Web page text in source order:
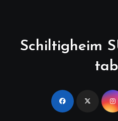
Schiltigheim